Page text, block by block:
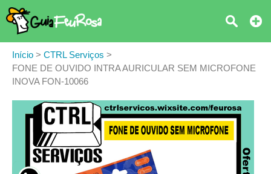
Início > CTRL Serviços >
FONE DE OUVIDO INTRA AURICULAR SEM MICROFONE
INOVA FON-10066